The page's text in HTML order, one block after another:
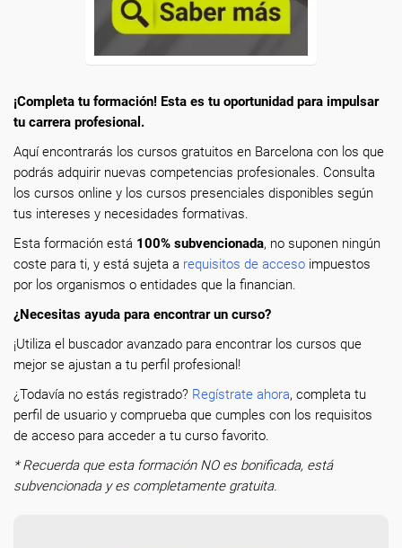
¡Completa tu formación! Esta es tu oportunidad para impulsar
tu carrera profesional.
Aquí encontrarás los cursos gratuitos en Barcelona con los que
podrás adquirir nuevas competencias profesionales. Consulta
los cursos online y los cursos presenciales disponibles según
tus intereses y necesidades formativas.
Esta formación está 100% subvencionada, no suponen ningún
coste para ti, y está sujeta a requisitos de acceso impuestos
por los organismos o entidades que la financian.
¿Necesitas ayuda para encontrar un curso?
¡Utiliza el buscador avanzado para encontrar los cursos que
mejor se ajustan a tu perfil profesional!
¿Todavía no estás registrado? Regístrate ahora, completa tu
perfil de usuario y comprueba que cumples con los requisitos
de acceso para acceder a tu curso favorito.
* Recuerda que esta formación NO es bonificada, está
subvencionada y es completamente gratuita.